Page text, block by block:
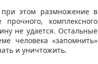
при этом размножение в
комплексного
не удается. Остальные
человека «запомнить»
и уничтожить.